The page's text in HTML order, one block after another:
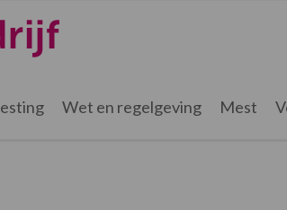
Wet en regelgeving Mest